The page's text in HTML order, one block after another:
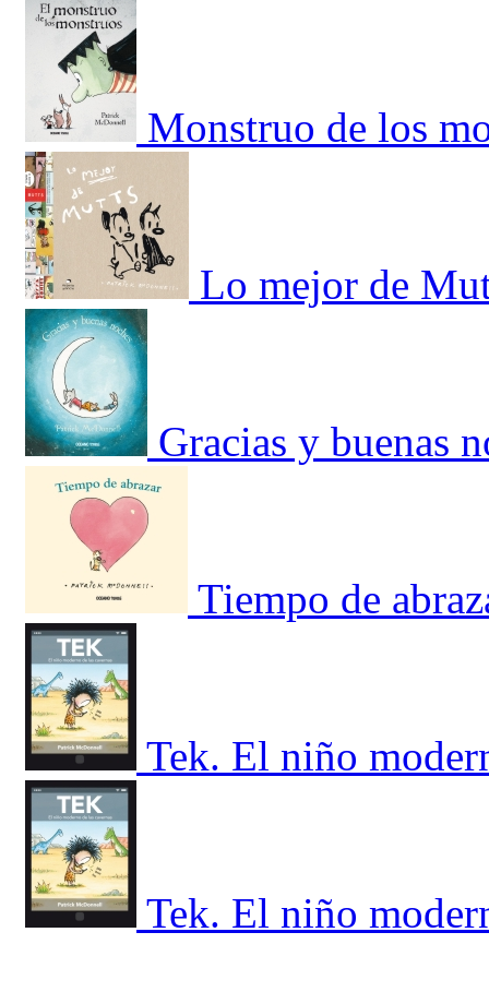
Monstruo de los
Lo mejor de
Gracias y buenas
Tiempo de
Tek. El niño
Tek. El niño